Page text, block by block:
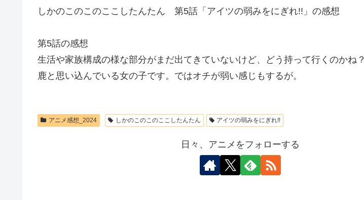
しかのこのこのここしたんたん 第5話「アイツの弱みをにぎれ!!」の感想
第5話の感想
生活や家族構成の様な部分がまだ出てきていないけど、どう持って行くのかね？
鹿と思い込んでいる女の子です。ではオチが弱い感じもするが。
アニメ感想_2024 しかのこのこのここしたんたん アイツの弱みをにぎれ!!
日々、アニメをフォローする